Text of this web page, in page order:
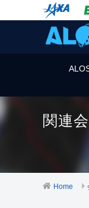
関連
Home